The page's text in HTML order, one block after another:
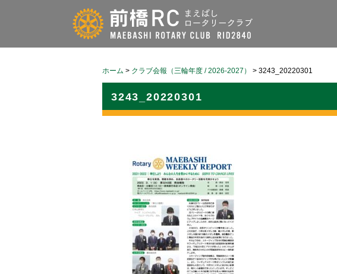
ホーム > クラブ会報（三輪年度 / 2026-2027） > 3243_20220301
3243_20220301